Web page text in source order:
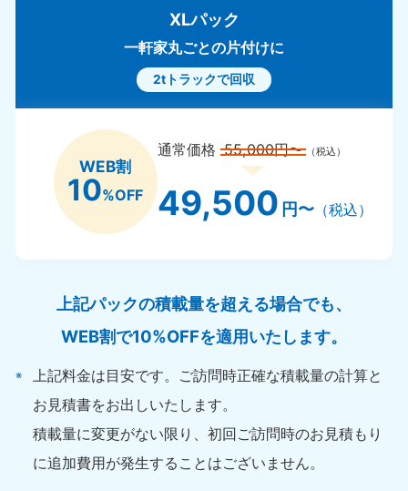
XLパック
一軒家丸ごとの片付けに
2tトラックで回収
WEB割
10%OFF
通常価格55,000円〜 （税込）
49,500 円〜（税込）
上記パックの積載量を超える場合でも、
WEB割で10%OFFを適用いたします。
上記料金は目安です。ご訪問時正確な積載量の計算と
お見積書をお出しいたします。
積載量に変更がない限り、初回ご訪問時のお見積もり
に追加費用が発生することはございません。